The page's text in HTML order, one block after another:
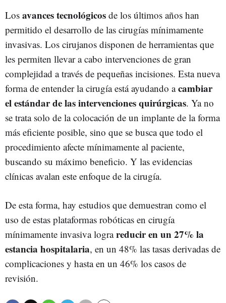
Los avances tecnológicos de los últimos años han
permitido el desarrollo de las cirugías mínimamente
invasivas. Los cirujanos disponen de herramientas que
les permiten llevar a cabo intervenciones de gran
complejidad a través de pequeñas incisiones. Esta nueva
forma de entender la cirugía está ayudando acambiar
el estándar de las intervenciones quirúrgicas. Ya no
se trata solo de la colocación de un implante de la forma
más eficiente posible, sino que se busca que todo el
procedimiento afecte mínimamente al paciente,
buscando su máximo beneficio. Y las evidencias
clínicas avalan este enfoque de la cirugía.
De esta forma, hay estudios que demuestran como el
uso de estas plataformas robóticas en cirugía
mínimamente invasiva lograreducir en un 27% la
estancia hospitalaria, en un 48% las tasas derivadas de
complicaciones y hasta en un 46% los casos de
revisión.